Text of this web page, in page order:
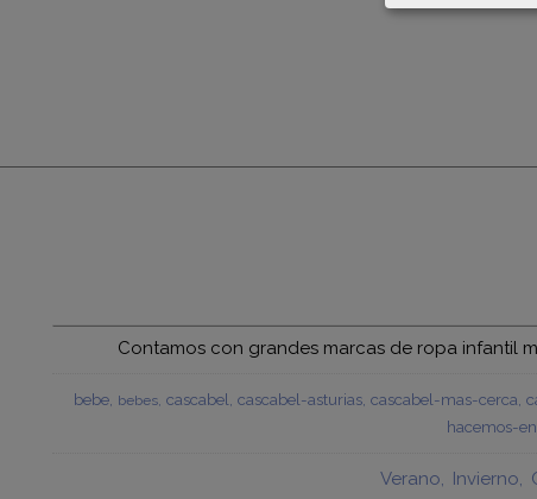
Contamos con grandes marcas de ropa infantil
bebe bebes cascabel cascabel-asturias cascabel-mas-cerca
hacemos-
Verano Invierno